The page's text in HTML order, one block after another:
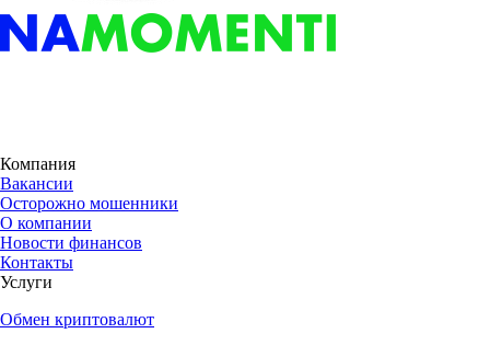
Компания
Вакансии
Осторожно мошенники
О компании
Новости финансов
Контакты
Услуги
Обмен криптовалют